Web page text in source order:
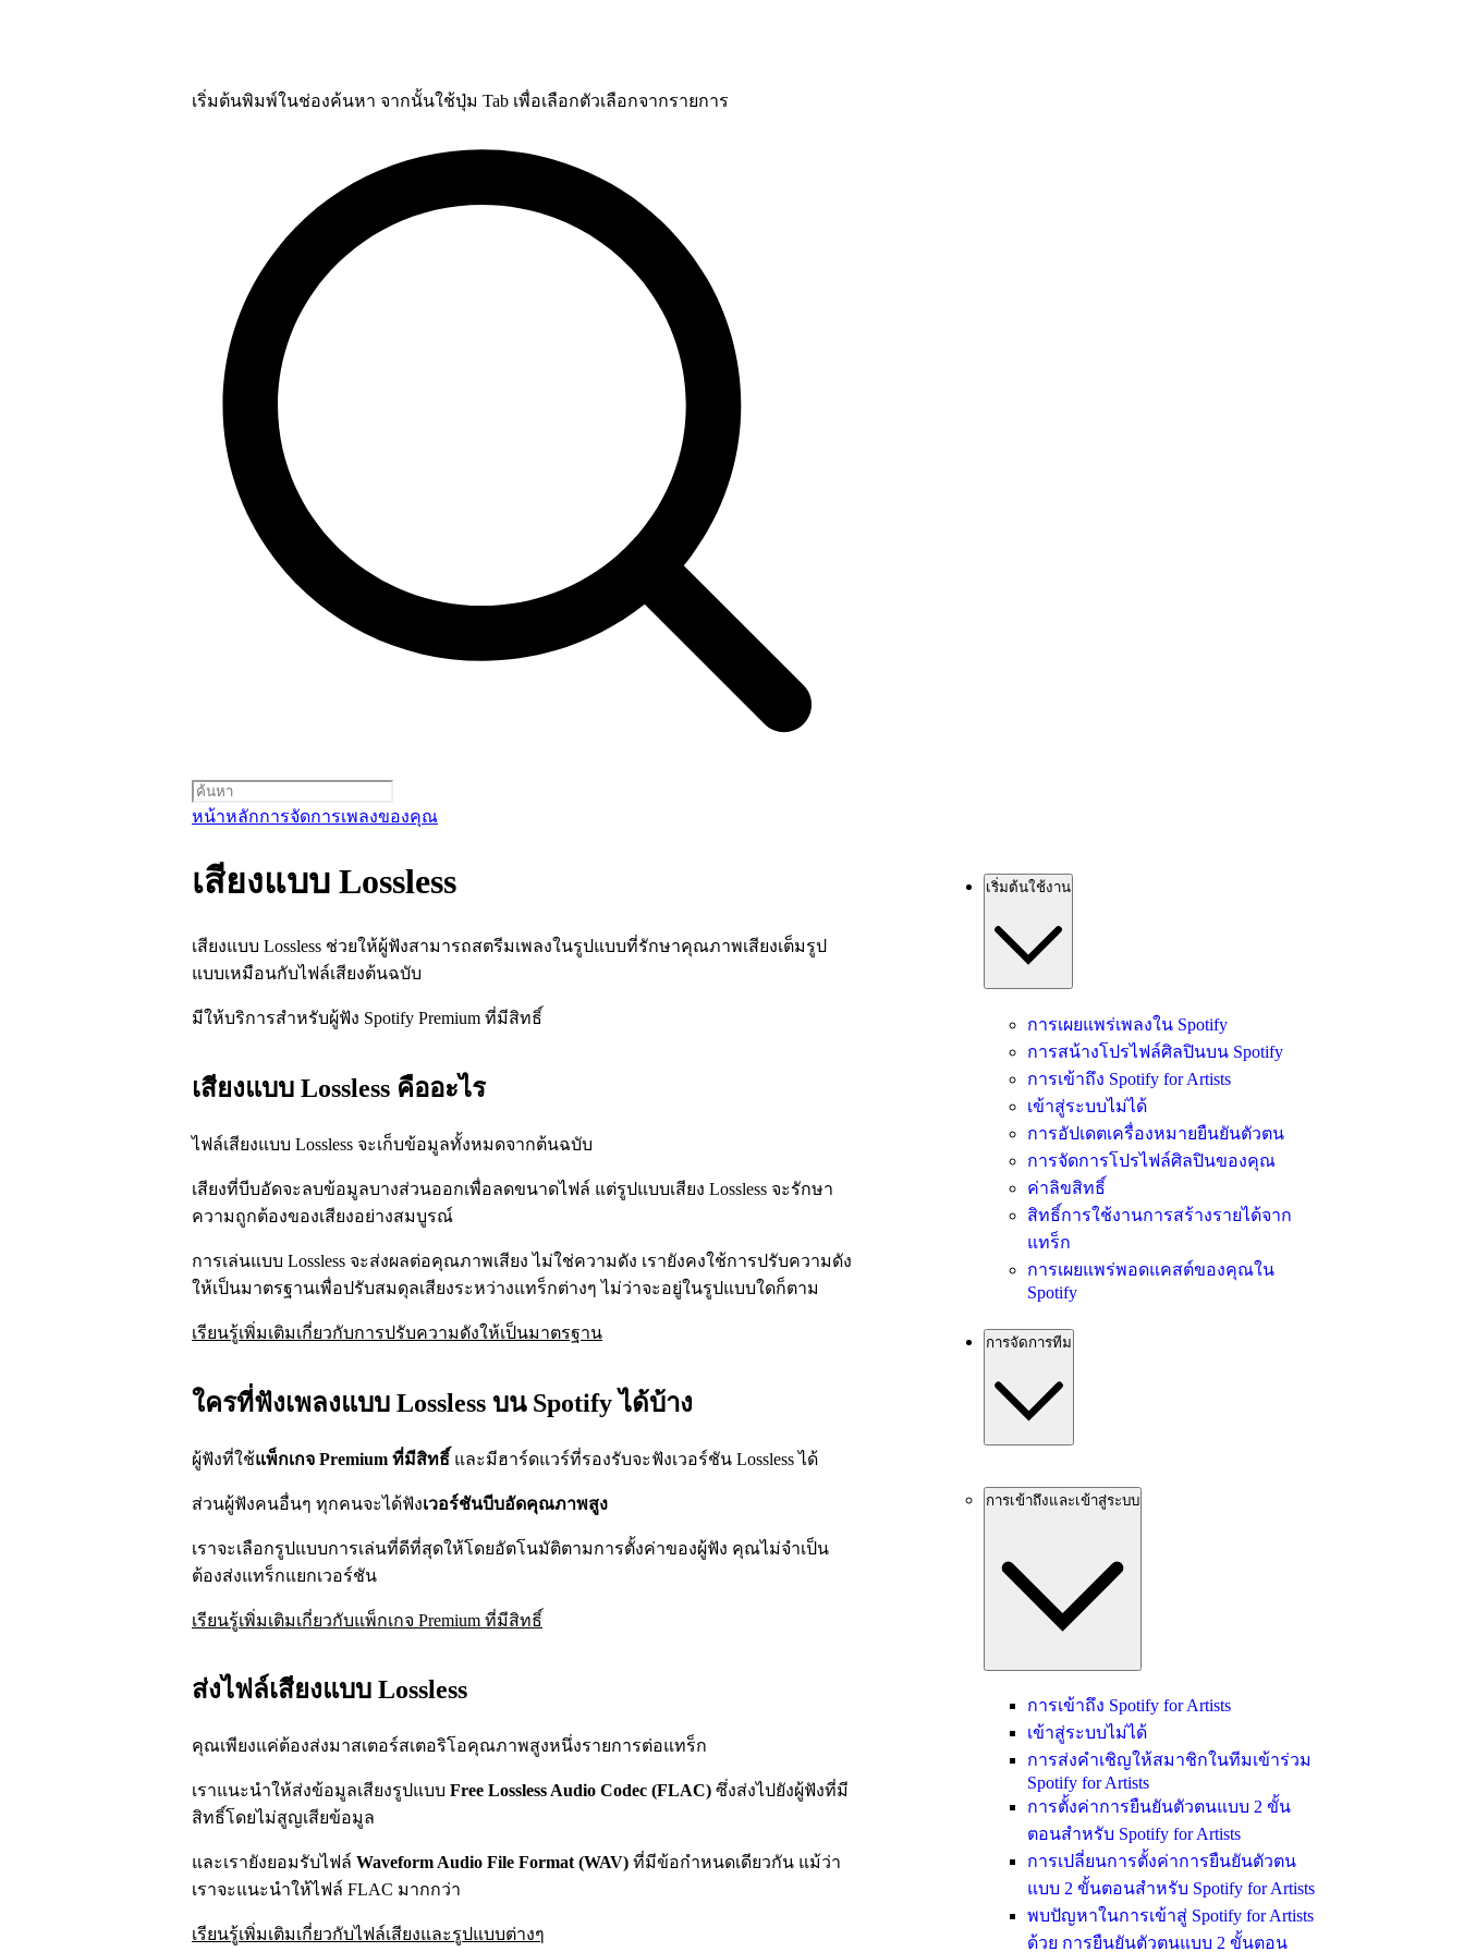
เริ่มต้นพิมพ์ในช่องค้นหา จากนั้นใช้ปุ่ม Tab เพื่อเลือกตัวเลือกจากรายการ
หน้าหลักการจัดการเพลงของคุณ
เสียงแบบ Lossless
เสียงแบบ Lossless ช่วยให้ผู้ฟังสามารถสตรีมเพลงในรูปแบบที่รักษาคุณภาพเสียงเต็มรูป
แบบเหมือนกับไฟล์เสียงต้นฉบับ
มีให้บริการสำหรับผู้ฟัง Spotify Premium ที่มีสิทธิ์
เสียงแบบ Lossless คืออะไร
ไฟล์เสียงแบบ Lossless จะเก็บข้อมูลทั้งหมดจากต้นฉบับ
เสียงที่บีบอัดจะลบข้อมูลบางส่วนออกเพื่อลดขนาดไฟล์ แต่รูปแบบเสียง Lossless จะรักษา
ความถูกต้องของเสียงอย่างสมบูรณ์
การเล่นแบบ Lossless จะส่งผลต่อคุณภาพเสียง ไม่ใช่ความดัง เรายังคงใช้การปรับความดัง
ให้เป็นมาตรฐานเพื่อปรับสมดุลเสียงระหว่างแทร็กต่างๆ ไม่ว่าจะอยู่ในรูปแบบใดก็ตาม
เรียนรู้เพิ่มเติมเกี่ยวกับการปรับความดังให้เป็นมาตรฐาน
ใครที่ฟังเพลงแบบ Lossless บน Spotify ได้บ้าง
ผู้ฟังที่ใช้แพ็กเกจ Premium ที่มีสิทธิ์ และมีฮาร์ดแวร์ที่รองรับจะฟังเวอร์ชัน Lossless ได้
ส่วนผู้ฟังคนอื่นๆ ทุกคนจะได้ฟังเวอร์ชันบีบอัดคุณภาพสูง
เราจะเลือกรูปแบบการเล่นที่ดีที่สุดให้โดยอัตโนมัติตามการตั้งค่าของผู้ฟัง คุณไม่จำเป็น
ต้องส่งแทร็กแยกเวอร์ชัน
เรียนรู้เพิ่มเติมเกี่ยวกับแพ็กเกจ Premium ที่มีสิทธิ์
ส่งไฟล์เสียงแบบ Lossless
คุณเพียงแค่ต้องส่งมาสเตอร์สเตอริโอคุณภาพสูงหนึ่งรายการต่อแทร็ก
เราแนะนำให้ส่งข้อมูลเสียงรูปแบบ Free Lossless Audio Codec (FLAC) ซึ่งส่งไปยังผู้ฟังที่มี
สิทธิ์โดยไม่สูญเสียข้อมูล
และเรายังยอมรับไฟล์ Waveform Audio File Format (WAV) ที่มีข้อกำหนดเดียวกัน แม้ว่า
เราจะแนะนำให้ไฟล์ FLAC มากกว่า
เรียนรู้เพิ่มเติมเกี่ยวกับไฟล์เสียงและรูปแบบต่างๆ
เริ่มต้นใช้งาน
การเผยแพร่เพลงใน Spotify
การสน้างโปรไฟล์ศิลปินบน Spotify
การเข้าถึง Spotify for Artists
เข้าสู่ระบบไม่ได้
การอัปเดตเครื่องหมายยืนยันตัวตน
การจัดการโปรไฟล์ศิลปินของคุณ
ค่าลิขสิทธิ์
สิทธิ์การใช้งานการสร้างรายได้จาก
แทร็ก
การเผยแพร่พอดแคสต์ของคุณใน
Spotify
การจัดการทีม
การเข้าถึงและเข้าสู่ระบบ
การเข้าถึง Spotify for Artists
เข้าสู่ระบบไม่ได้
การส่งคำเชิญให้สมาชิกในทีมเข้าร่วม
Spotify for Artists
การตั้งค่าการยืนยันตัวตนแบบ 2 ขั้น
ตอนสำหรับ Spotify for Artists
การเปลี่ยนการตั้งค่าการยืนยันตัวตน
แบบ 2 ขั้นตอนสำหรับ Spotify for Artists
พบปัญหาในการเข้าสู่ Spotify for Artists
ด้วย การยืนยันตัวตนแบบ 2 ขั้นตอน